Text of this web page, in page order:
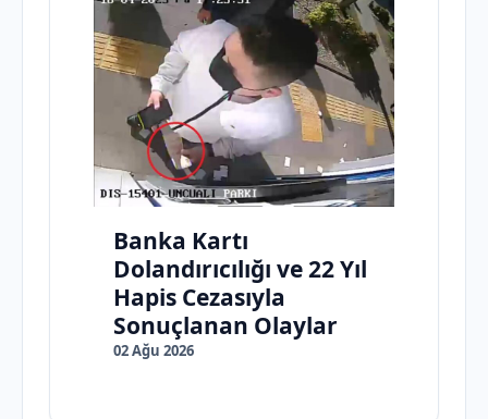
Banka Kartı
Dolandırıcılığı ve 22 Yıl
Hapis Cezasıyla
Sonuçlanan Olaylar
02 Ağu 2026